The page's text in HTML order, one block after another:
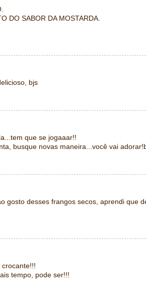
DO SABOR DA MOSTARDA.
bjs
que se jogaaar!!
busque novas maneira...você vai
gosto desses frangos secos, aprendi que
crocante!!!
tempo, pode ser!!!